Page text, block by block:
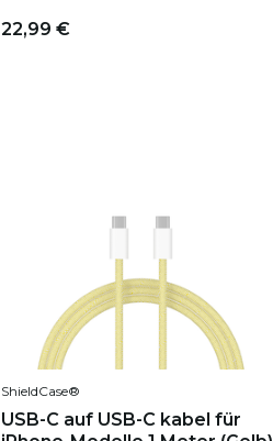
22,99 €
ShieldCase®
USB-C auf USB-C kabel für